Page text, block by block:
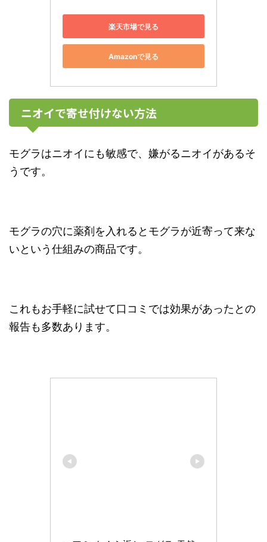
楽天市場で見る
Amazonで見る
ニオイで寄せ付けない方法
モグラはニオイにも敏感で、嫌がるニオイがあるそ
うです。
モグラの穴に薬剤を入れるとモグラが近寄って来な
いという仕組みの商品です。
これもお手軽に試せて口コミでは効果があったとの
報告も多数あります。